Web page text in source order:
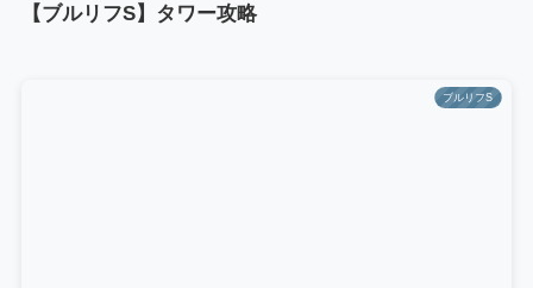
【ブルリフS】タワー攻略
ブルリフS